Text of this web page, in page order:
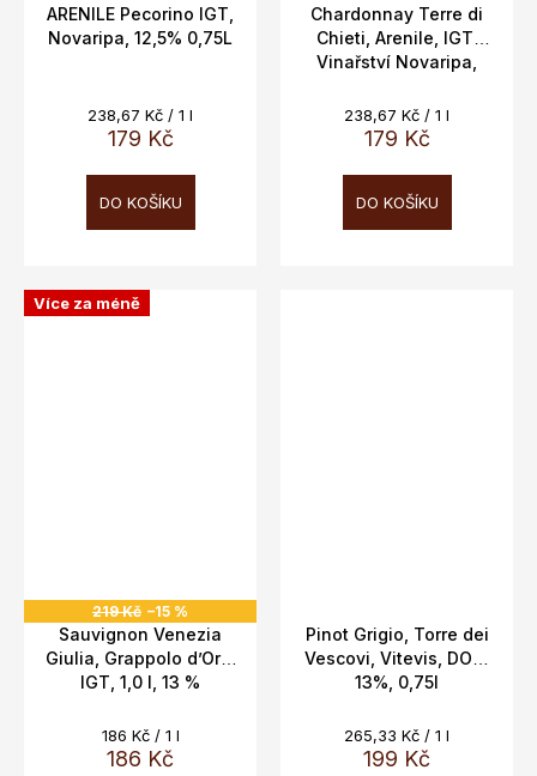
ARENILE Pecorino IGT,
Novaripa, 12,5% 0,75L
179 Kč
Měrná
cena:
238,67 Kč / 1 l
DO KOŠÍKU
Chardonnay Terre di
Chieti, Arenile, IGT,
Vinařství Novaripa,
179 Kč
Měrná
cena:
238,67 Kč / 1 l
DO KOŠÍKU
Více za méně
219 Kč –15 %
Sauvignon Venezia
Giulia, Grappolo d’Oro,
IGT, 1,0 l, 13 %
186 Kč
Měrná
cena:
186 Kč / 1 l
Pinot Grigio, Torre dei
Vescovi, Vitevis, DOC,
13%, 0,75l
199 Kč
Měrná
cena:
265,33 Kč / 1 l